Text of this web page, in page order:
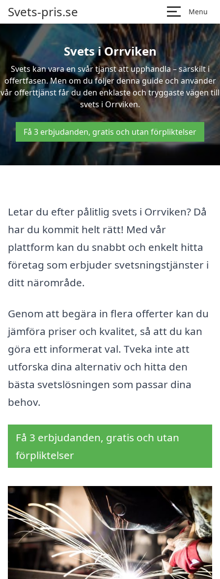
Svets-pris.se Menu
Svets i Orrviken
Svets kan vara en svår tjänst att upphandla – särskilt i
offertfasen. Men om du följer denna guide och använder
vår offerttjänst får du den enklaste och tryggaste vägen till
svets i Orrviken.
Få 3 erbjudanden, gratis och utan förpliktelser
Letar du efter pålitlig svets i Orrviken? Då
har du kommit helt rätt! Med vår
plattform kan du snabbt och enkelt hitta
företag som erbjuder svetsningstjänster i
ditt närområde.
Genom att begära in flera offerter kan du
jämföra priser och kvalitet, så att du kan
göra ett informerat val. Tveka inte att
utforska dina alternativ och hitta den
bästa svetslösningen som passar dina
behov.
Få 3 erbjudanden, gratis och utan
förpliktelser